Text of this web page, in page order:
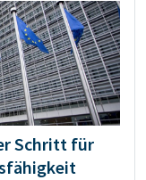
Schritt für